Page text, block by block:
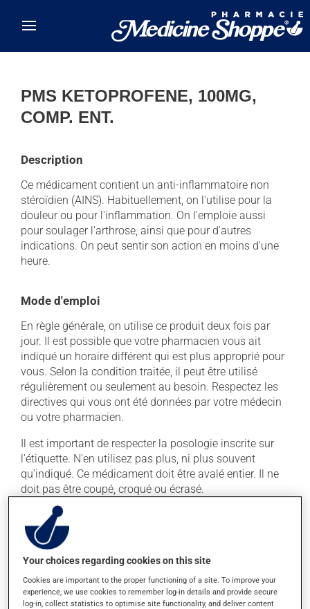
PMS KETOPROFENE, 100MG,
COMP. ENT.
Description
Ce médicament contient un anti-inflammatoire non
stéroïdien (AINS). Habituellement, on l'utilise pour la
douleur ou pour l'inflammation. On l'emploie aussi
pour soulager l'arthrose, ainsi que pour d'autres
indications. On peut sentir son action en moins d'une
heure.
Mode d'emploi
En règle générale, on utilise ce produit deux fois par
jour. Il est possible que votre pharmacien vous ait
indiqué un horaire différent qui est plus approprié pour
vous. Selon la condition traitée, il peut être utilisé
régulièrement ou seulement au besoin. Respectez les
directives qui vous ont été données par votre médecin
ou votre pharmacien.
Il est important de respecter la posologie inscrite sur
l'étiquette. N'en utilisez pas plus, ni plus souvent
qu'indiqué. Ce médicament doit être avalé entier. Il ne
doit pas être coupé, croqué ou écrasé.
Ce médicament peut être irritant pour l'estomac :
prenez-le avec de la nourriture. Essayez d'éviter les
aliments irritants comme le café, les mets épicés et
l'alcool.
Effets indésirables
Your choices regarding cookies on this site
Cookies are important to the proper functioning of a site. To improve your
experience, we use cookies to remember log-in details and provide secure
log-in, collect statistics to optimise site functionality, and deliver content